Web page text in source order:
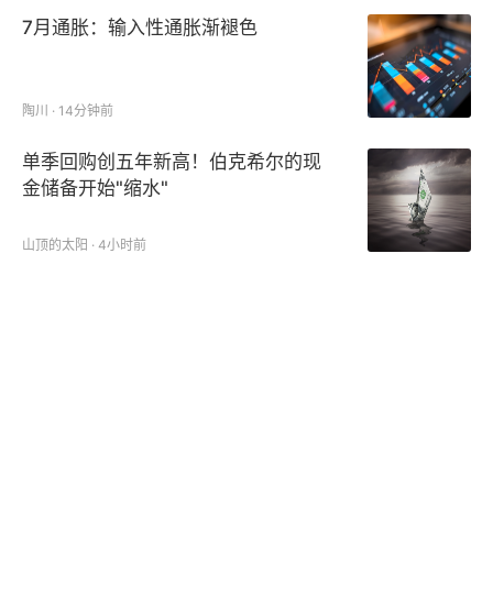
7月通胀：输入性通胀渐褪色
陶川 · 14分钟前
单季回购创五年新高！伯克希尔的现
金储备开始"缩水"
山顶的太阳 · 4小时前